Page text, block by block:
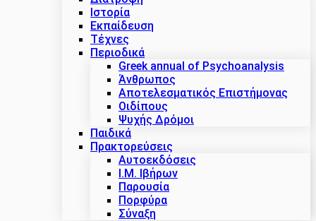
Ιστορία
Εκπαίδευση
Τέχνες
Περιοδικά
Greek annual of Psychoanalysis
Άνθρωπος
Αποτελεσματικός Επιστήμονας
Οιδίπους
Ψυχής Δρόμοι
Παιδικά
Πρακτoρεύσεις
Αυτοεκδόσεις
Ι.Μ. Ιβήρων
Παρουσία
Πορφύρα
Σύναξη